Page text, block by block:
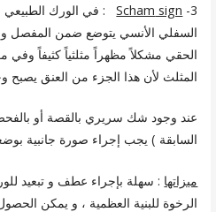
3-
Scham sign
: في الورك الطبيعي
السفلي الأنسي يتوضع ضمن المفصل
الحقي مشكلاً مظهراً مثلثياً كثيفاً وفي
المثلث لأن هذا الجزء من العنق
عند وجود شك سريري بالقصة أو
السابقة ) يجب إجراء صورة جانبية
ميزاتها : سهلة بإجراء عطف و تبعيد
الرخوة للبنية العظمية ، و يمكن